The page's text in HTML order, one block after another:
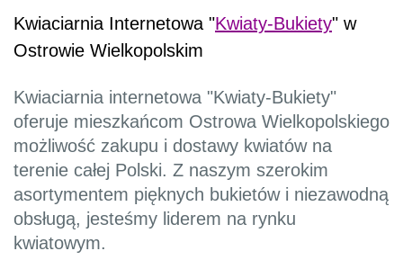
Kwiaciarnia Internetowa "Kwiaty-Bukiety" w
Ostrowie Wielkopolskim
Kwiaciarnia internetowa "Kwiaty-Bukiety"
oferuje mieszkańcom Ostrowa Wielkopolskiego
możliwość zakupu i dostawy kwiatów na
terenie całej Polski. Z naszym szerokim
asortymentem pięknych bukietów i niezawodną
obsługą, jesteśmy liderem na rynku
kwiatowym.